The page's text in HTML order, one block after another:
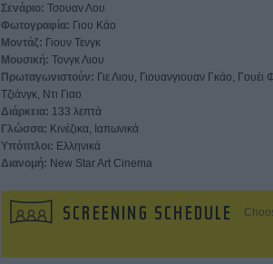
Σενάριο: Τσουαν Λου
Φωτογραφία: Γιου Κάο
Μοντάζ: Γιουν Τενγκ
Μουσική: Τονγκ Λιου
Πρωταγωνιστούν: Γιε Λιου, Γιουανγιουαν Γκάο, Γουέι
Τζιάνγκ, Ντι Γιαο
Διάρκεια: 133 λεπτά
Γλώσσα: Κινέζικα, Ιαπωνικά
Υπότιτλοι: Ελληνικά
Διανομή: New Star Art Cinema
SCREENING SCHEDULE